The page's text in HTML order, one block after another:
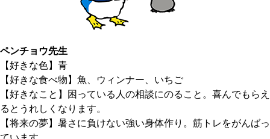
ペンチョウ先生
【好きな色】青
【好きな食べ物】魚、ウィンナー、いちご
【好きなこと】困っている人の相談にのること。喜んでもらえ
るとうれしくなります。
【将来の夢】暑さに負けない強い身体作り。筋トレをがんばっ